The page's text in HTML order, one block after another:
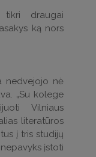
tikri draugai
ką nors
nedvejojo nė
„Su kolege
Vilniaus
literatūros
į tris studijų
įstoti